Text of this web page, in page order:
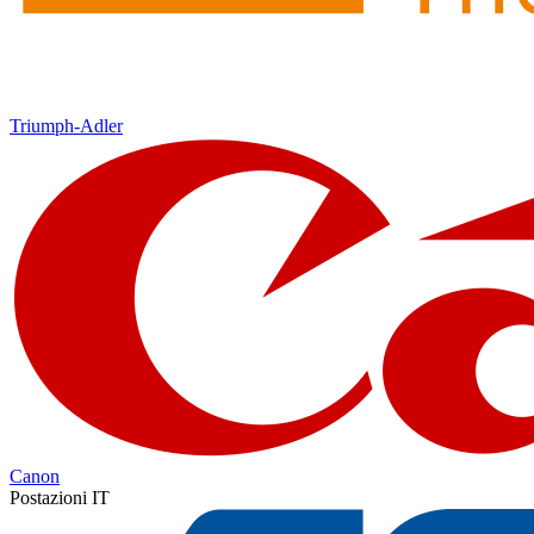
Triumph-Adler
Canon
Postazioni IT